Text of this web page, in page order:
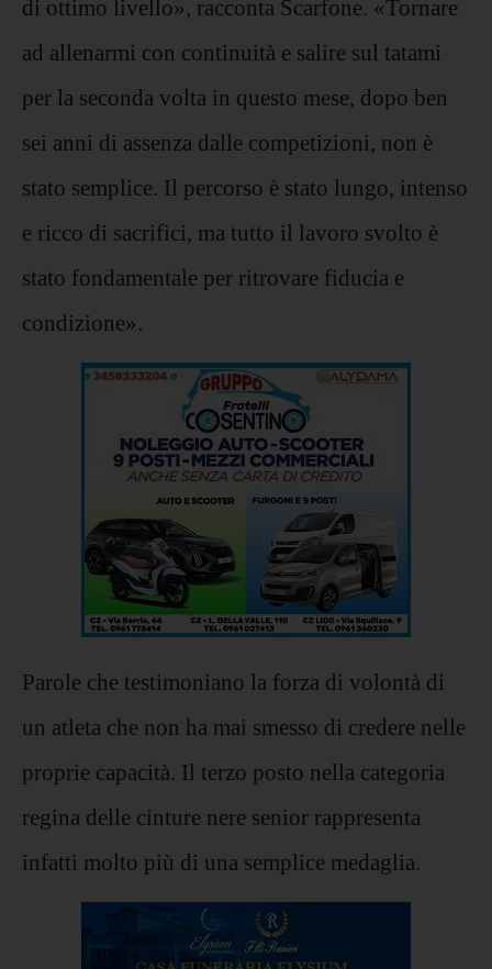
di ottimo livello», racconta Scarfone. «Tornare
ad allenarmi con continuità e salire sul tatami
per la seconda volta in questo mese, dopo ben
sei anni di assenza dalle competizioni, non è
stato semplice. Il percorso è stato lungo, intenso
e ricco di sacrifici, ma tutto il lavoro svolto è
stato fondamentale per ritrovare fiducia e
condizione».
Parole che testimoniano la forza di volontà di
un atleta che non ha mai smesso di credere nelle
proprie capacità. Il terzo posto nella categoria
regina delle cinture nere senior rappresenta
infatti molto più di una semplice medaglia.